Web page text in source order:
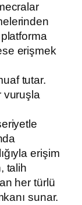
erişmek
tutar.
vuruşla
erişim
talih
her türlü
sunar.